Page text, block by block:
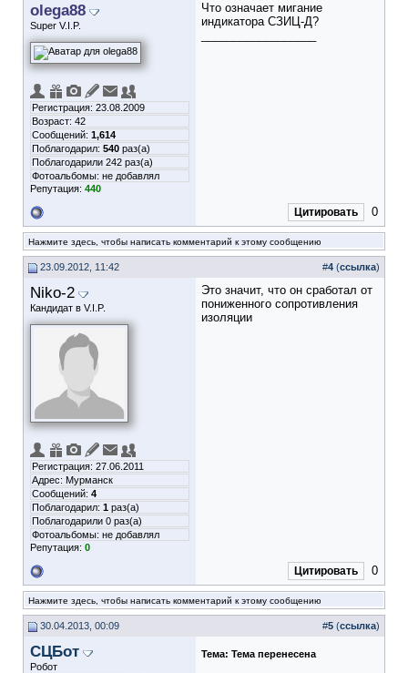
olega88
Super V.I.P.
Регистрация: 23.08.2009
Возраст: 42
Сообщений: 1,614
Поблагодарил: 540 раз(а)
Поблагодарили 242 раз(а)
Фотоальбомы: не добавлял
Репутация: 440
Что означает мигание
индикатора СЗИЦ-Д?
Цитировать 0
Нажмите здесь, чтобы написать комментарий к этому сообщению
23.09.2012, 11:42 #4 (ссылка)
Niko-2
Кандидат в V.I.P.
Регистрация: 27.06.2011
Адрес: Мурманск
Сообщений: 4
Поблагодарил: 1 раз(а)
Поблагодарили 0 раз(а)
Фотоальбомы: не добавлял
Репутация: 0
Это значит, что он сработал от
пониженного сопротивления
изоляции
Цитировать 0
Нажмите здесь, чтобы написать комментарий к этому сообщению
30.04.2013, 00:09 #5 (ссылка)
СЦБот
Робот
Тема: Тема перенесена